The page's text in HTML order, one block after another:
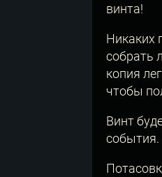
винта!
Никаких
собрать
копия
чтобы
Винт
события.